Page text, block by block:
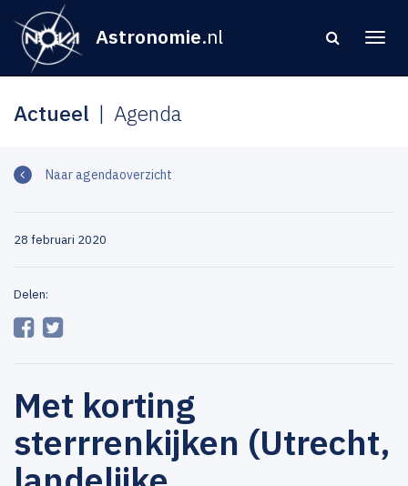
Astronomie.nl
Actueel Agenda
Naar agendaoverzicht
28 februari 2020
Delen:
Met korting
sterrrenkijken (Utrecht,